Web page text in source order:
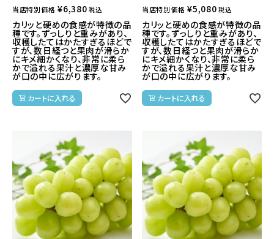
当店特別価格 ¥6,380 税込
カリッと硬めの食感が特徴の品
種です。ずっしりと重みがあり、
収穫したてはかたすぎるほどで
すが、数日経つと果肉が滑らか
にキメ細かくなり、非常に柔ら
かで溢れる果汁と濃厚な甘み
が口の中に広がります。
カートに入れる
当店特別価格 ¥5,080 税込
カリッと硬めの食感が特徴の品
種です。ずっしりと重みがあり、
収穫したてはかたすぎるほどで
すが、数日経つと果肉が滑らか
にキメ細かくなり、非常に柔ら
かで溢れる果汁と濃厚な甘み
が口の中に広がります。
カートに入れる